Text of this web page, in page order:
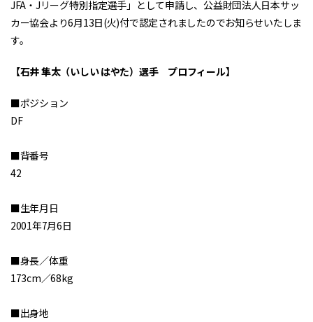
JFA・Jリーグ特別指定選手」として申請し、公益財団法人日本サッ
カー協会より6月13日(火)付で認定されましたのでお知らせいたしま
す。
【石井 隼太（いしい はやた）選手 プロフィール】
■ポジション
DF
■背番号
42
■生年月日
2001年7月6日
■身長／体重
173cm／68kg
■出身地